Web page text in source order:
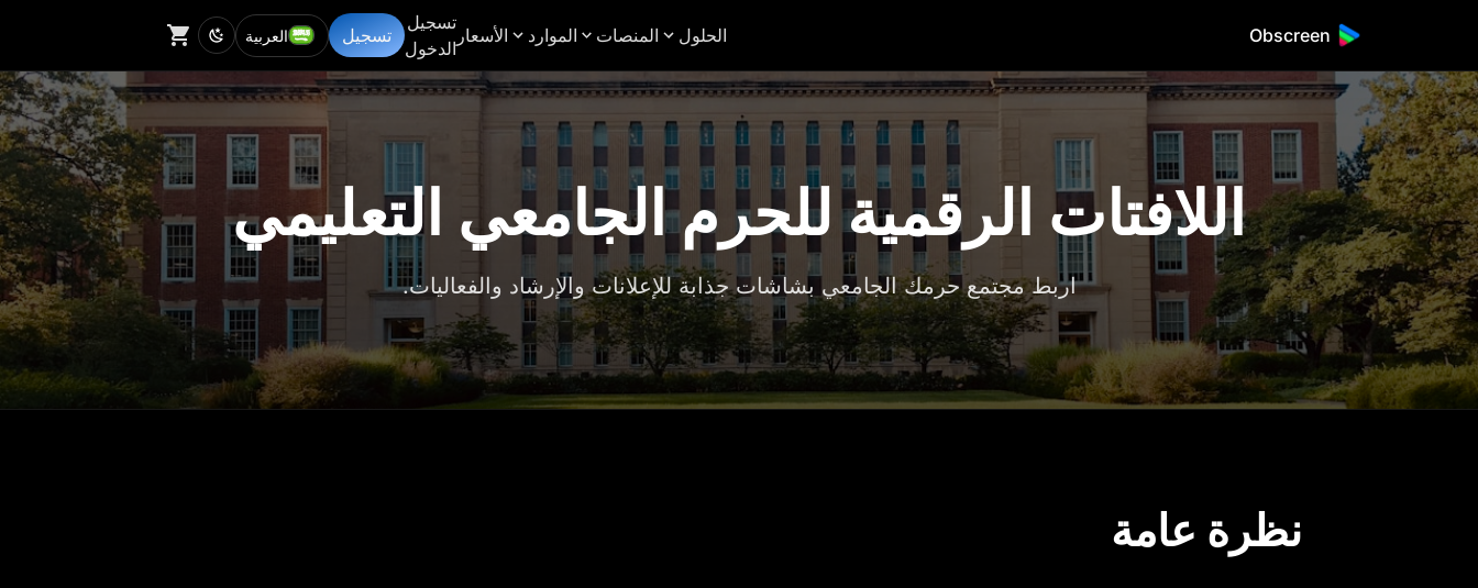
Obscreen الحلول المنصات الموارد الأسعار
تسجيل
الدخول
تسجيل العربية
اللافتات الرقمية للحرم الجامعي التعليمي
اربط مجتمع حرمك الجامعي بشاشات جذابة للإعلانات والإرشاد والفعاليات.
نظرة عامة